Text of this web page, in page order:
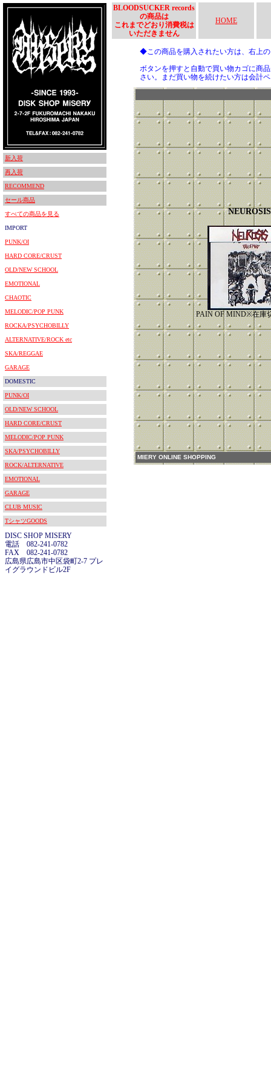
新入荷
再入荷
RECOMMEND
セール商品
すべての商品を見る
IMPORT
PUNK/OI
HARD CORE/CRUST
OLD/NEW SCHOOL
EMOTIONAL
CHAOTIC
MELODIC/POP PUNK
ROCKA/PSYCHOBILLY
ALTERNATIVE/ROCK etc
SKA/REGGAE
GARAGE
DOMESTIC
PUNK/OI
OLD/NEW SCHOOL
HARD CORE/CRUST
MELODIC/POP PUNK
SKA/PSYCHOBILLY
ROCK/ALTERNATIVE
EMOTIONAL
GARAGE
CLUB MUSIC
TシャツGOODS
DISC SHOP MISERY
電話 082-241-0782
FAX 082-241-0782
広島県広島市中区袋町2-7 プレ
イグラウンドビル2F
BLOODSUCKER records
の商品は
これまでどおり消費税は
いただきません
HOME
◆この商品を購入されたい方は、右上
ボタンを押すと自動で買い物カゴに商
さい。まだ買い物を続けたい方は会計
NEUROSIS
PAIN OF MIND※在庫
MIERY ONLINE SHOPPING